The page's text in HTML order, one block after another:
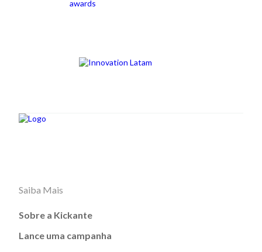
Saiba Mais
Sobre a Kickante
Lance uma campanha